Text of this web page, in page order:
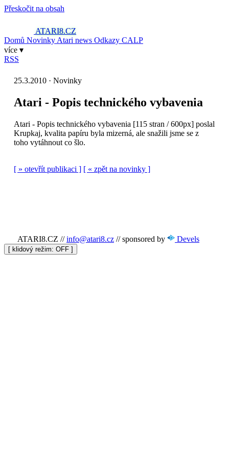
Přeskočit na obsah
ATARI8.CZ
Domů Novinky Atari news Odkazy CALP
více ▾
RSS
25.3.2010 · Novinky
Atari - Popis technického vybavenia
Atari - Popis technického vybavenia [115 stran / 600px] poslal
Krupkaj, kvalita papíru byla mizerná, ale snažili jsme se z
toho vytáhnout co šlo.
[ » otevřít publikaci ] [ « zpět na novinky ]
ATARI8.CZ // info@atari8.cz // sponsored by Devels
[ klidový režim: ]